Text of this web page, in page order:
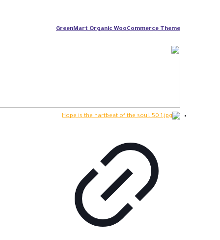
GreenMart Organic WooCommerce Theme